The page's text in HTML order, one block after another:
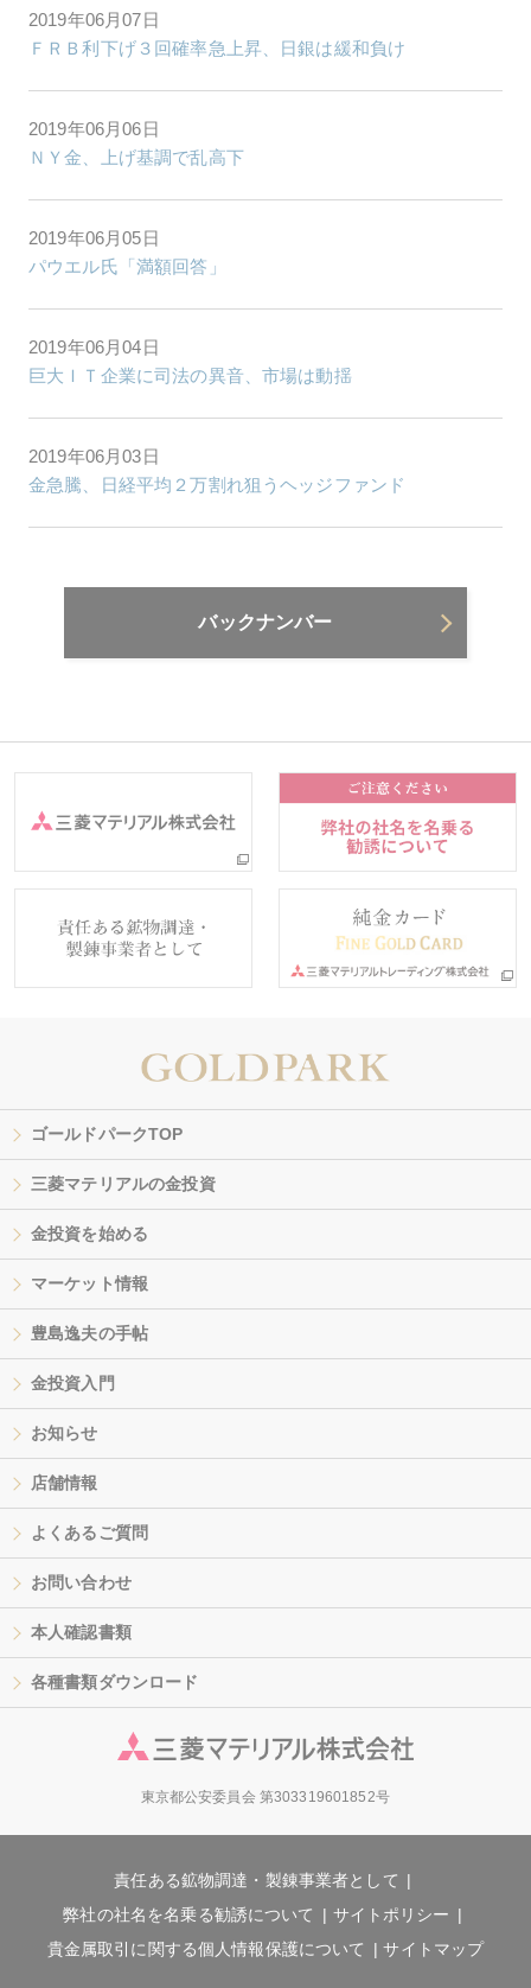
2019年06月07日
ＦＲＢ利下げ３回確率急上昇、日銀は緩和負け
2019年06月06日
ＮＹ金、上げ基調で乱高下
2019年06月05日
パウエル氏「満額回答」
2019年06月04日
巨大ＩＴ企業に司法の異音、市場は動揺
2019年06月03日
金急騰、日経平均２万割れ狙うヘッジファンド
バックナンバー
ゴールドパークTOP
三菱マテリアルの金投資
金投資を始める
マーケット情報
豊島逸夫の手帖
金投資入門
お知らせ
店舗情報
よくあるご質問
お問い合わせ
本人確認書類
各種書類ダウンロード
東京都公安委員会 第303319601852号
責任ある鉱物調達・製錬事業者として
弊社の社名を名乗る勧誘について
サイトポリシー
貴金属取引に関する個人情報保護について
サイトマップ